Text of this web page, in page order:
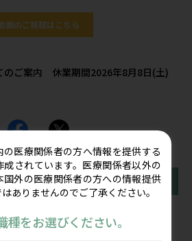
画のご視聴はこちら
のご案内 休業期間2026年8月8日(土)
一覧に戻る 次の記事
関連記事
の医療関係者の方へ情報を提供する
成されています。医療関係者以外の
国外の医療関係者の方への情報提供
ありませんのでご了承ください。
種をお選びください。